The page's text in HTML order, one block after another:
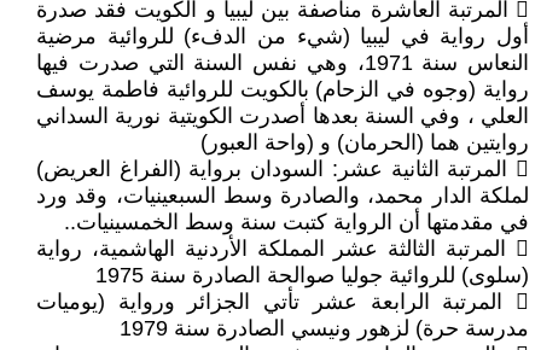
 المرتبة العاشرة مناصفة بين ليبيا و الكويت فقد صدرة
أول رواية في ليبيا (شيء من الدفء) للروائية مرضية
النعاس سنة 1971، وهي نفس السنة التي صدرت فيها
رواية (وجوه في الزحام) بالكويت للروائية فاطمة يوسف
العلي ، وفي السنة بعدها أصدرت الكويتية نورية السداني
روايتين هما (الحرمان) و (واحة العبور)
 المرتبة الثانية عشر: السودان برواية (الفراغ العريض)
لملكة الدار محمد، والصادرة وسط السبعينيات، وقد ورد
في مقدمتها أن الرواية كتبت سنة وسط الخمسينيات..
 المرتبة الثالثة عشر المملكة الأردنية الهاشمية، رواية
(سلوى) للروائية جوليا صوالحة الصادرة سنة 1975
 المرتبة الرابعة عشر تأتي الجزائر ورواية (يوميات
مدرسة حرة) لزهور ونيسي الصادرة سنة 1979